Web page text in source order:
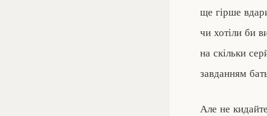
ще гірше
чи хотіли би
на скільки
завданням
Але не